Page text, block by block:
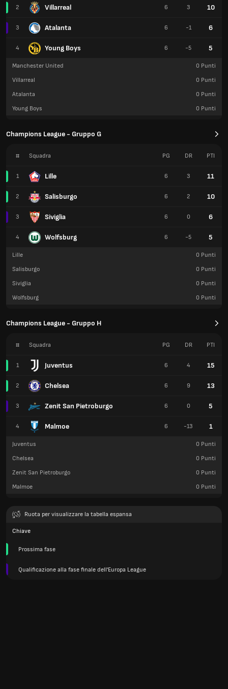
2 Villarreal
3 Atalanta
4 Young Boys
6 3 10
6 -1 6
6 -5 5
Manchester United 0 Punti
Villarreal
0 Punti
Atalanta
0 Punti
Young Boys
0 Punti
Champions League - Gruppo G
# Squadra
1 Lille
2 Salisburgo
3 Siviglia
4 Wolfsburg
PG DR PTI
6 3 11
6 2 10
6 0 6
6 -5 5
Lille 0 Punti
Salisburgo
0 Punti
Siviglia
0 Punti
Wolfsburg
0 Punti
Champions League - Gruppo H
# Squadra
1 Juventus
2 Chelsea
3 Zenit San Pietroburgo
4 Malmoe
PG DR PTI
6 4 15
6 9 13
6 0 5
6 -13 1
Juventus 0 Punti
Chelsea
0 Punti
Zenit San Pietroburgo
0 Punti
Malmoe
0 Punti
Ruota per visualizzare la tabella espansa
Chiave
Prossima fase
Qualificazione alla fase finale dell'Europa League